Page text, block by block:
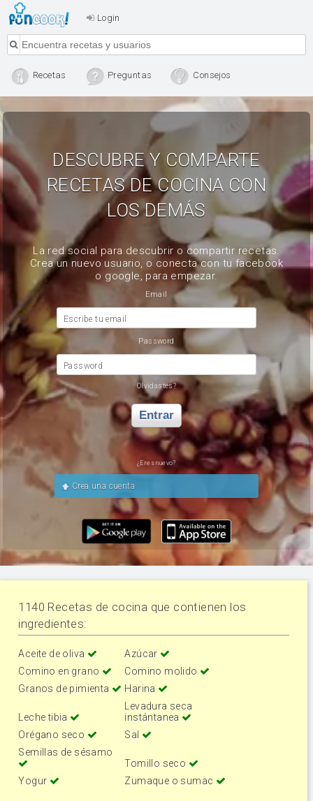
Login
Recetas Preguntas Consejos
DESCUBRE Y COMPARTE
RECETAS DE COCINA CON
LOS DEMÁS
La red social para descubrir o compartir recetas.
Crea un nuevo usuario, o conecta con tu facebook
o google, para empezar.
Email
Escribe tu email
Password
Password
Olvidastes?
Entrar
¿Eres nuevo?
Crea una cuenta
1140 Recetas de cocina que contienen los
ingredientes:
Aceite de oliva
Azúcar
Comino en grano
Comino molido
Granos de pimienta
Harina
Leche tibia
Levadura seca
instántanea
Orégano seco
Sal
Semillas de sésamo
Tomillo seco
Yogur
Zumaque o sumac